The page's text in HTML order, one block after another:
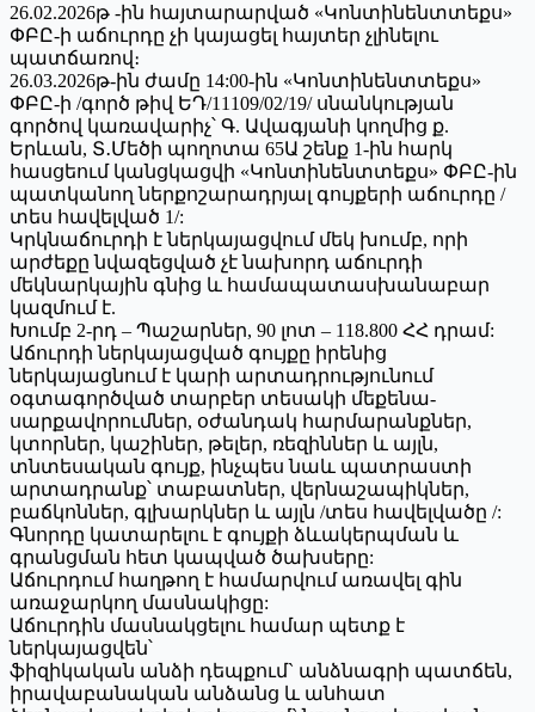
26.02.2026թ -ին հայտարարված «Կոնտինենտտեքս»
ՓԲԸ-ի աճուրդը չի կայացել հայտեր չլինելու
պատճառով։
26.03.2026թ-ին ժամը 14:00-ին «Կոնտինենտտեքս»
ՓԲԸ-ի /գործ թիվ ԵԴ/11109/02/19/ սնանկության
գործով կառավարիչ՝ Գ. Ավագյանի կողմից ք.
Երևան, Տ․Մեծի պողոտա 65Ա շենք 1-ին հարկ
հասցեում կանցկացվի «Կոնտինենտտեքս» ՓԲԸ-ին
պատկանող ներքոշարադրյալ գույքերի աճուրդը /
տես հավելված 1/:
Կրկնաճուրդի է ներկայացվում մեկ խումբ, որի
արժեքը նվազեցված չէ նախորդ աճուրդի
մեկնարկային գնից և համապատասխանաբար
կազմում է.
Խումբ 2-րդ – Պաշարներ, 90 լոտ – 118.800 ՀՀ դրամ:
Աճուրդի ներկայացված գույքը իրենից
ներկայացնում է կարի արտադրությունում
օգտագործված տարբեր տեսակի մեքենա-
սարքավորումներ, օժանդակ հարմարանքներ,
կտորներ, կաշիներ, թելեր, ռեզիններ և այլն,
տնտեսական գույք, ինչպես նաև պատրաստի
արտադրանք՝ տաբատներ, վերնաշապիկներ,
բաճկոններ, գլխարկներ և այլն /տես հավելվածը /:
Գնորդը կատարելու է գույքի ձևակերպման և
գրանցման հետ կապված ծախսերը:
Աճուրդում հաղթող է համարվում առավել գին
առաջարկող մասնակիցը:
Աճուրդին մասնակցելու համար պետք է
ներկայացվեն՝
ֆիզիկական անձի դեպքում` անձնագրի պատճեն,
իրավաբանական անձանց և անհատ